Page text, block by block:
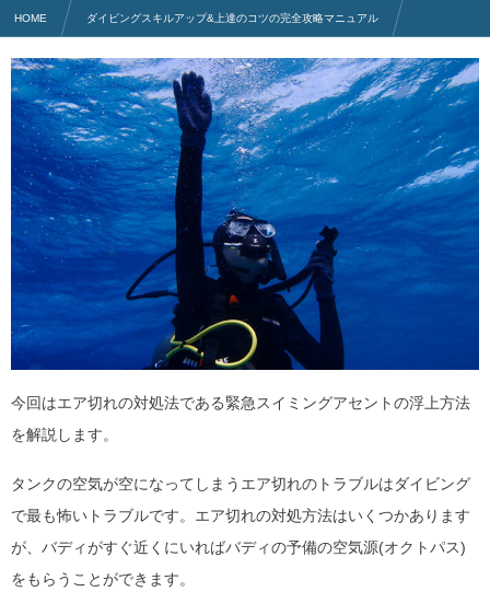
HOME ダイビングスキルアップ&上達のコツの完全攻略マニュアル
ダイビング・スキルアップ (初心者向け)
緊急スイミングアセントの浮上方法 | エア切れの対処法
今回はエア切れの対処法である緊急スイミングアセントの浮上方法
を解説します。
タンクの空気が空になってしまうエア切れのトラブルはダイビング
で最も怖いトラブルです。エア切れの対処方法はいくつかあります
が、バディがすぐ近くにいればバディの予備の空気源(オクトパス)
をもらうことができます。